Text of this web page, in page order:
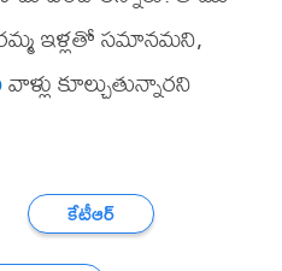
ఇళ్లతో సమానమని,
వాళ్లు కూల్చుతున్నారని
కేటీఆర్